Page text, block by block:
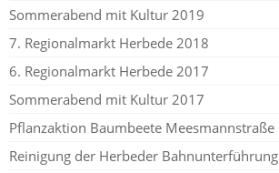
Sommerabend mit Kultur 2019
7. Regionalmarkt Herbede 2018
6. Regionalmarkt Herbede 2017
Sommerabend mit Kultur 2017
Pflanzaktion Baumbeete Meesmannstraße
Reinigung der Herbeder Bahnunterführung